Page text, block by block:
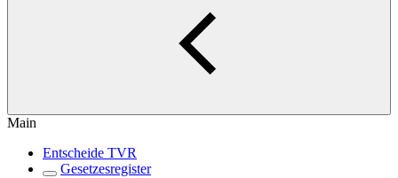
Main
Entscheide TVR
Gesetzesregister